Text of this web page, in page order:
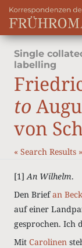
Single
labelling
to
von
« Search Results »
[1]An Wilhelm.
Den Briefan
auf einer
gesprochen. Ich
Mit Carolinen